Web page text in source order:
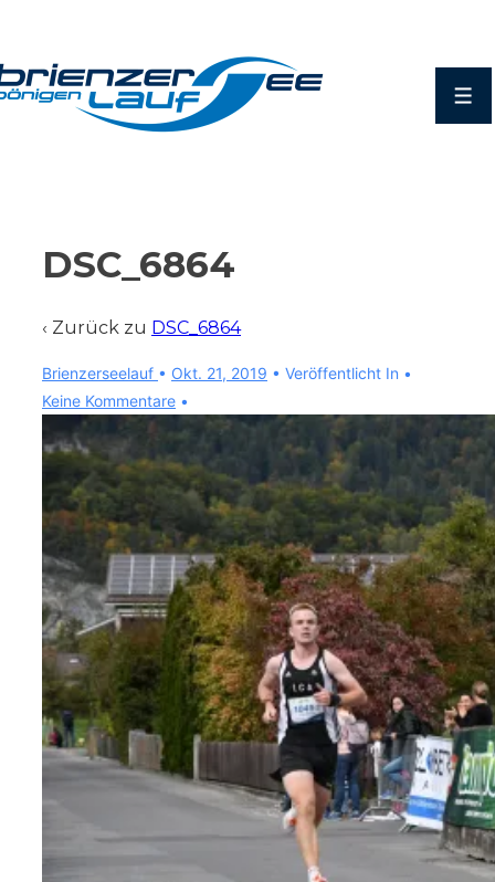
Inhalt
DSC_6864
‹ Zurück zu DSC_6864
Brienzerseelauf • Okt. 21, 2019
Veröffentlicht In
Keine Kommentare